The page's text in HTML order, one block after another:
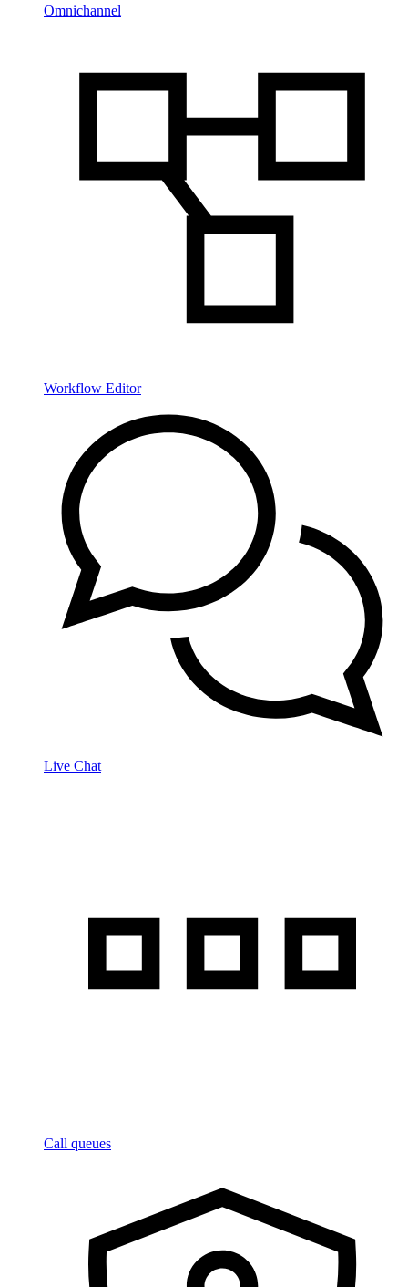
Omnichannel
Workflow Editor
Live Chat
Call queues